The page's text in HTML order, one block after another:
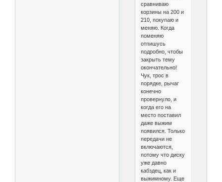
сравниваю
корзины на 200 и
210, покупаю и
меняю. Когда
поменяю
отпишусь
подробно, чтобы
закрыть тему
окончательно!
Чук, трос в
порядке, рычаг
конечно
провернуло, и
когда его на
место поставил
даже выжим
появился. Только
передачи не
включаются,
потому что диску
уже давно
кабздец, как и
выжимному. Еще